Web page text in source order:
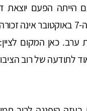
הייתה הפעם יוצאת
משמעות לאומית עמוקה. עוצמת פעילות כמו זו שנחזתה מאז
כאן המקום
של רוב